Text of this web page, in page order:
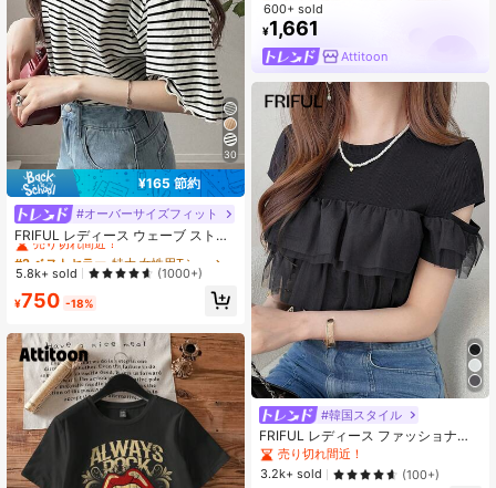
30
¥165 節約
#オーバーサイズフィット
FRIFUL レディース ウェーブ ストラ
イプ ルーズ コントラストトリム 半
袖Tシャツ、夏カジュアルウェア
#2 ベストセラー
特大 女性用Tシャツ
売り切れ間近！
#2 ベストセラー
売り切れ間近！
#2 ベストセラー
売り切れ間近！
#2 ベストセラー
売り切れ間近！
5.8k+ sold (1000+)
¥750 -18%
売り切れ間近！
売り切れ間近！
#6 ベストセラー
売り切れ間近！
600+ sold
¥1,661
Attitoon
#韓国スタイル
FRIFUL レディース ファッショナブ
ル 多層ヘム Tシャツ、デートに最適
売り切れ間近！
3.2k+ sold
(100+)